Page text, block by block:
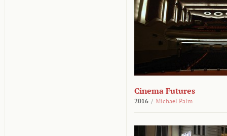
Cinema Futures
2016 / Michael Palm